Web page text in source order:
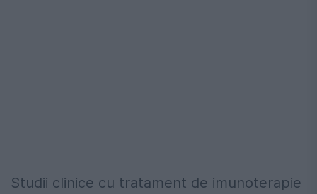
Studii clinice cu tratament de imunoterapie